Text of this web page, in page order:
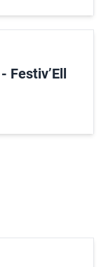
Festiv’Ell